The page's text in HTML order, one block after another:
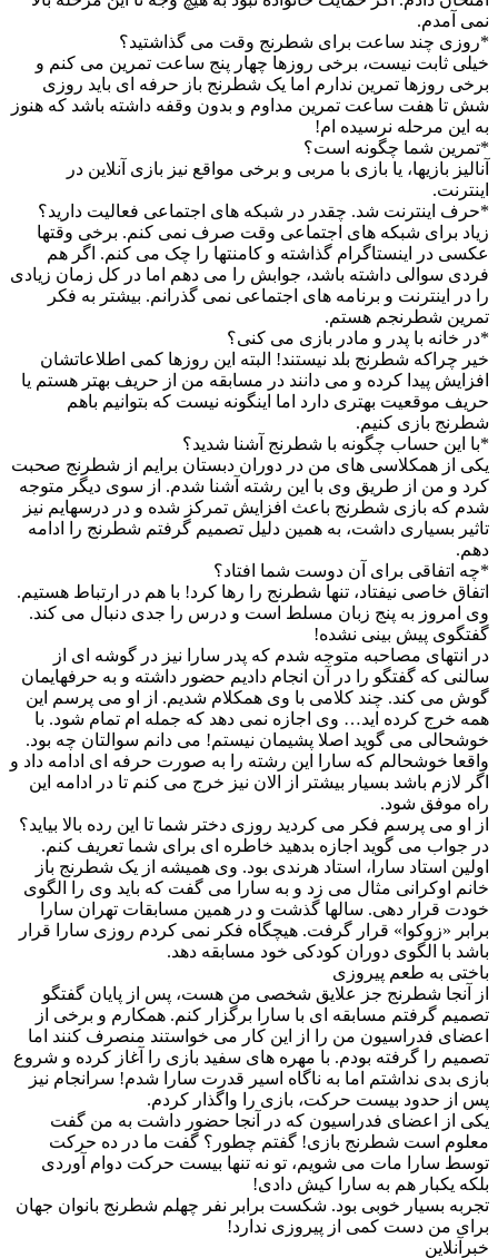
نمی آمدم.
*روزی چند ساعت برای شطرنج وقت می گذاشتید؟
خیلی ثابت نیست، برخی روزها چهار پنج ساعت تمرین می کنم و
برخی روزها تمرین ندارم اما یک شطرنج باز حرفه ای باید روزی
شش تا هفت ساعت تمرین مداوم و بدون وقفه داشته باشد که هنوز
به این مرحله نرسیده ام!
*تمرین شما چگونه است؟
آنالیز بازیها، یا بازی با مربی و برخی مواقع نیز بازی آنلاین در
اینترنت.
*حرف اینترنت شد. چقدر در شبکه های اجتماعی فعالیت دارید؟
زیاد برای شبکه های اجتماعی وقت صرف نمی کنم. برخی وقتها
عکسی در اینستاگرام گذاشته و کامنتها را چک می کنم. اگر هم
فردی سوالی داشته باشد، جوابش را می دهم اما در کل زمان زیادی
را در اینترنت و برنامه های اجتماعی نمی گذرانم. بیشتر به فکر
تمرین شطرنجم هستم.
*در خانه با پدر و مادر بازی می کنی؟
خیر چراکه شطرنج بلد نیستند! البته این روزها کمی اطلاعاتشان
افزایش پیدا کرده و می دانند در مسابقه من از حریف بهتر هستم یا
حریف موقعیت بهتری دارد اما اینگونه نیست که بتوانیم باهم
شطرنج بازی کنیم.
*با این حساب چگونه با شطرنج آشنا شدید؟
یکی از همکلاسی های من در دوران دبستان برایم از شطرنج صحبت
کرد و من از طریق وی با این رشته آشنا شدم. از سوی دیگر متوجه
شدم که بازی شطرنج باعث افزایش تمرکز شده و در درسهایم نیز
تاثیر بسیاری داشت، به همین دلیل تصمیم گرفتم شطرنج را ادامه
دهم.
*چه اتفاقی برای آن دوست شما افتاد؟
اتفاق خاصی نیفتاد، تنها شطرنج را رها کرد! با هم در ارتباط هستیم.
وی امروز به پنج زبان مسلط است و درس را جدی دنبال می کند.
گفتگوی پیش بینی نشده!
در انتهای مصاحبه متوجه شدم که پدر سارا نیز در گوشه ای از
سالنی که گفتگو را در آن انجام دادیم حضور داشته و به حرفهایمان
گوش می کند. چند کلامی با وی همکلام شدیم. از او می پرسم این
همه خرج کرده اید… وی اجازه نمی دهد که جمله ام تمام شود. با
خوشحالی می گوید اصلا پشیمان نیستم! می دانم سوالتان چه بود.
واقعا خوشحالم که سارا این رشته را به صورت حرفه ای ادامه داد و
اگر لازم باشد بسیار بیشتر از الان نیز خرج می کنم تا در ادامه این
راه موفق شود.
از او می پرسم فکر می کردید روزی دختر شما تا این رده بالا بیاید؟
در جواب می گوید اجازه بدهید خاطره ای برای شما تعریف کنم.
اولین استاد سارا، استاد هرندی بود. وی همیشه از یک شطرنج باز
خانم اوکرانی مثال می زد و به سارا می گفت که باید وی را الگوی
خودت قرار دهی. سالها گذشت و در همین مسابقات تهران سارا
برابر «زوکوا» قرار گرفت. هیچگاه فکر نمی کردم روزی سارا قرار
باشد با الگوی دوران کودکی خود مسابقه دهد.
باختی به طعم پیروزی
از آنجا شطرنج جز علایق شخصی من هست، پس از پایان گفتگو
تصمیم گرفتم مسابقه ای با سارا برگزار کنم. همکارم و برخی از
اعضای فدراسیون من را از این کار می خواستند منصرف کنند اما
تصمیم را گرفته بودم. با مهره های سفید بازی را آغاز کرده و شروع
بازی بدی نداشتم اما به ناگاه اسیر قدرت سارا شدم! سرانجام نیز
پس از حدود بیست حرکت، بازی را واگذار کردم.
یکی از اعضای فدراسیون که در آنجا حضور داشت به من گفت
معلوم است شطرنج بازی! گفتم چطور؟ گفت ما در ده حرکت
توسط سارا مات می شویم، تو نه تنها بیست حرکت دوام آوردی
بلکه یکبار هم به سارا کیش دادی!
تجربه بسیار خوبی بود. شکست برابر نفر چهلم شطرنج بانوان جهان
برای من دست کمی از پیروزی ندارد!
خبرآنلاین